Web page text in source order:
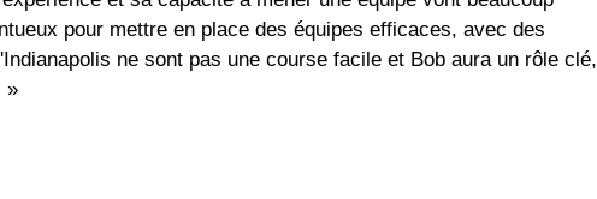
pour mettre en place des équipes efficaces, avec des
ne sont pas une course facile et Bob aura un rôle clé,
»